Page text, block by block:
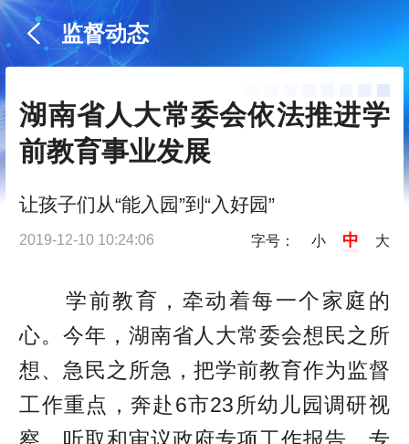
监督动态
湖南省人大常委会依法推进学
前教育事业发展
让孩子们从“能入园”到“入好园”
2019-12-10 10:24:06 字号： 小 中 大
学前教育，牵动着每一个家庭的
心。今年，湖南省人大常委会想民之所
想、急民之所急，把学前教育作为监督
工作重点，奔赴6市23所幼儿园调研视